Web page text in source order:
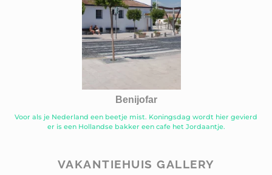
Benijofar
Voor als je Nederland een beetje mist. Koningsdag wordt hier gevierd
er is een Hollandse bakker een cafe het Jordaantje.
VAKANTIEHUIS GALLERY